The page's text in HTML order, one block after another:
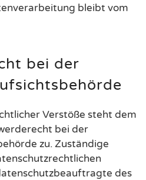
bleibt vom
bei der
Verstöße steht dem
bei der
zu. Zuständige
des